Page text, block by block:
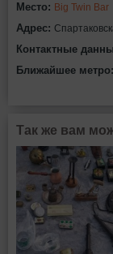
Место: Big Twin Bar
Адрес:
Контактные
Ближайшее метро:
Так же вам